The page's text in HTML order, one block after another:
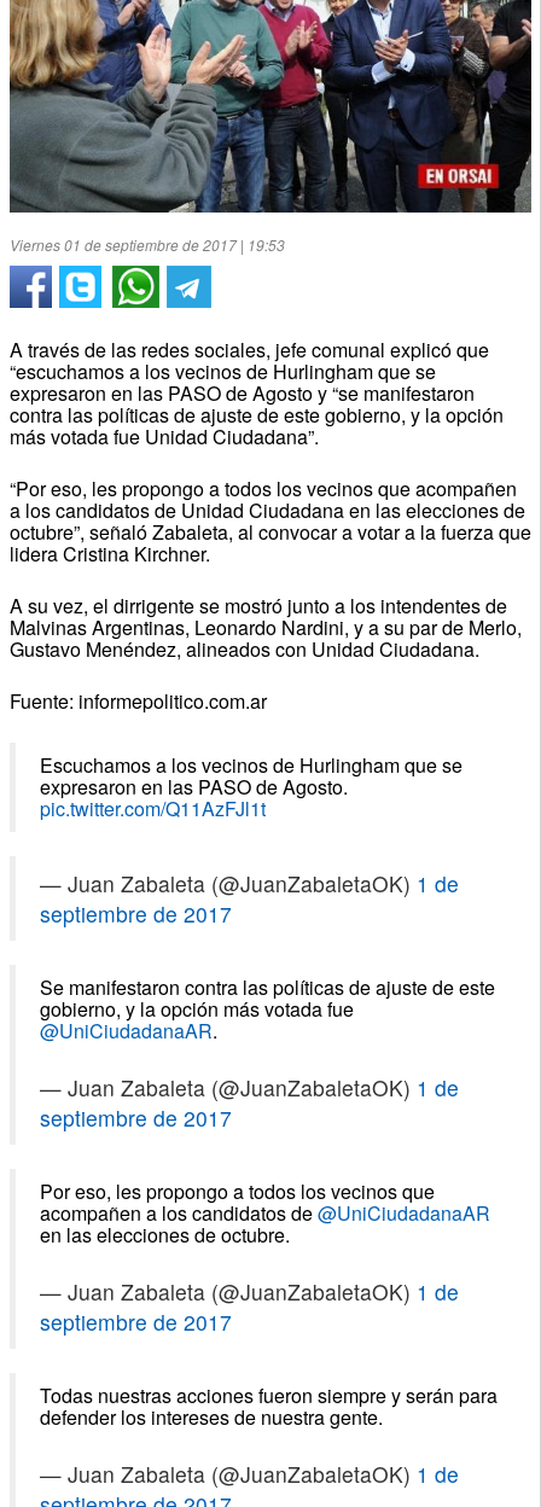
Viernes 01 de septiembre de 2017 | 19:53
A través de las redes sociales, jefe comunal explicó que
“escuchamos a los vecinos de Hurlingham que se
expresaron en las PASO de Agosto y “se manifestaron
contra las políticas de ajuste de este gobierno, y la opción
más votada fue Unidad Ciudadana”.
“Por eso, les propongo a todos los vecinos que acompañen
a los candidatos de Unidad Ciudadana en las elecciones de
octubre”, señaló Zabaleta, al convocar a votar a la fuerza que
lidera Cristina Kirchner.
A su vez, el dirrigente se mostró junto a los intendentes de
Malvinas Argentinas, Leonardo Nardini, y a su par de Merlo,
Gustavo Menéndez, alineados con Unidad Ciudadana.
Fuente: informepolitico.com.ar
Escuchamos a los vecinos de Hurlingham que se
expresaron en las PASO de Agosto.
pic.twitter.com/Q11AzFJl1t
— Juan Zabaleta (@JuanZabaletaOK) 1 de
septiembre de 2017
Se manifestaron contra las políticas de ajuste de este
gobierno, y la opción más votada fue
@UniCiudadanaAR.
— Juan Zabaleta (@JuanZabaletaOK) 1 de
septiembre de 2017
Por eso, les propongo a todos los vecinos que
acompañen a los candidatos de@UniCiudadanaAR
en las elecciones de octubre.
— Juan Zabaleta (@JuanZabaletaOK) 1 de
septiembre de 2017
Todas nuestras acciones fueron siempre y serán para
defender los intereses de nuestra gente.
— Juan Zabaleta (@JuanZabaletaOK) 1 de